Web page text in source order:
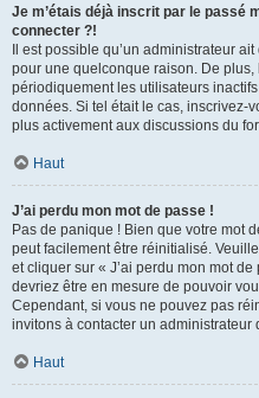
Je m’étais déjà inscrit par le passé
connecter ?!
Il est possible qu’un administrateur
pour une quelconque raison. De
périodiquement les utilisateurs
données. Si tel était le cas, inscrivez-
plus activement aux discussions du
Haut
J’ai perdu mon mot de passe !
Pas de panique ! Bien que votre mot
peut facilement être réinitialisé.
et cliquer sur « J’ai perdu mon mot
devriez être en mesure de pouvoir
Cependant, si vous ne pouvez pas
invitons à contacter un administrateur
Haut